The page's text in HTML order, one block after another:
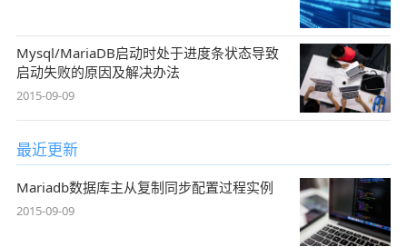
Mysql/MariaDB启动时处于进度条状态导致
启动失败的原因及解决办法
2015-09-09
最近更新
Mariadb数据库主从复制同步配置过程实例
2015-09-09